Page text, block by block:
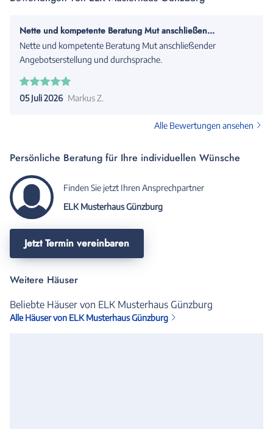
Nette und kompetente Beratung Mut anschließen...
Nette und kompetente Beratung Mut anschließender
Angebotserstellung und durchsprache.
05 Juli 2026 Markus Z.
Alle Bewertungen ansehen
Persönliche Beratung für Ihre individuellen Wünsche
Finden Sie jetzt Ihren Ansprechpartner
ELK Musterhaus Günzburg
Jetzt Termin vereinbaren
Weitere Häuser
Beliebte Häuser von ELK Musterhaus Günzburg
Alle Häuser von ELK Musterhaus Günzburg